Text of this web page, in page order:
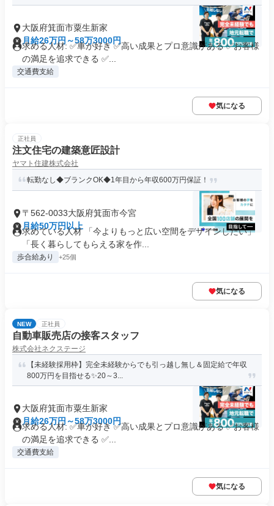
大阪府箕面市粟生新家
月給26万円～58万3000円
求める人材: ✅車が好き ✅高い成果とプロ意識がある ✅お客様
の満足を追求できる ✅...
交通費支給
気になる
正社員
注文住宅の建築意匠設計
ヤマト住建株式会社
転勤なし◆ブランクOK◆1年目から年収600万円保証！
〒562-0033大阪府箕面市今宮
月給50万円以上
求めている人材 「今よりもっと広い空間をデザインしたい」
「長く暮らしてもらえる家を作...
歩合給あり +25個
気になる
NEW 正社員
自動車販売店の接客スタッフ
株式会社ネクステージ
【未経験採用枠】完全未経験からでも引っ越し無し＆固定給で年収
800万円を目指せる✨20～3...
大阪府箕面市粟生新家
月給26万円～58万3000円
求める人材: ✅車が好き ✅高い成果とプロ意識がある ✅お客様
の満足を追求できる ✅...
交通費支給
気になる